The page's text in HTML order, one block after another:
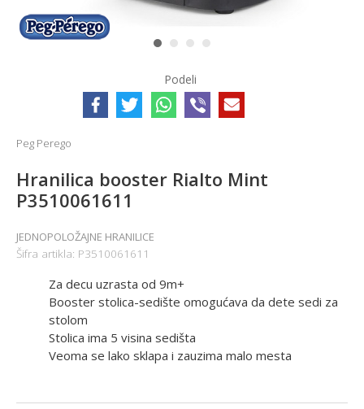
1 2 3 4
Podeli
Peg Perego
Hranilica booster Rialto Mint
P3510061611
JEDNOPOLOŽAJNE HRANILICE
Šifra artikla: P3510061611
Za decu uzrasta od 9m+
Booster stolica-sedište omogućava da dete sedi za
stolom
Stolica ima 5 visina sedišta
Veoma se lako sklapa i zauzima malo mesta